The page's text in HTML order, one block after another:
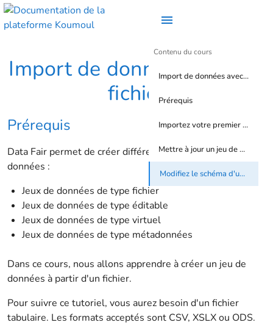
Contenu du cours
Import de données avec un fichier
Prérequis
Importez votre premier jeu de données
Mettre à jour un jeu de données
Modifiez le schéma d'un jeu de données
Import de données avec un
fichier
Prérequis
Data Fair permet de créer différents types de jeux de
données :
Jeux de données de type fichier
Jeux de données de type éditable
Jeux de données de type virtuel
Jeux de données de type métadonnées
Dans ce cours, nous allons apprendre à créer un jeu de
données à partir d'un fichier.
Pour suivre ce tutoriel, vous aurez besoin d'un fichier
tabulaire. Les formats acceptés sont CSV, XSLX ou ODS.